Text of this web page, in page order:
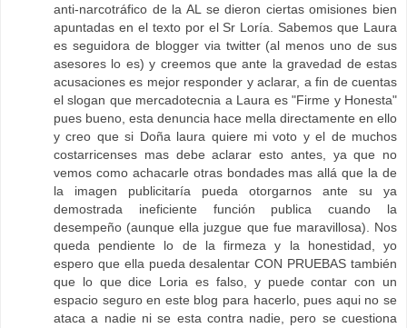
anti-narcotráfico de la AL se dieron ciertas omisiones bien
apuntadas en el texto por el Sr Loría. Sabemos que Laura
es seguidora de blogger via twitter (al menos uno de sus
asesores lo es) y creemos que ante la gravedad de estas
acusaciones es mejor responder y aclarar, a fin de cuentas
el slogan que mercadotecnia a Laura es "Firme y Honesta"
pues bueno, esta denuncia hace mella directamente en ello
y creo que si Doña laura quiere mi voto y el de muchos
costarricenses mas debe aclarar esto antes, ya que no
vemos como achacarle otras bondades mas allá que la de
la imagen publicitaría pueda otorgarnos ante su ya
demostrada ineficiente función publica cuando la
desempeño (aunque ella juzgue que fue maravillosa). Nos
queda pendiente lo de la firmeza y la honestidad, yo
espero que ella pueda desalentar CON PRUEBAS también
que lo que dice Loria es falso, y puede contar con un
espacio seguro en este blog para hacerlo, pues aqui no se
ataca a nadie ni se esta contra nadie, pero se cuestiona